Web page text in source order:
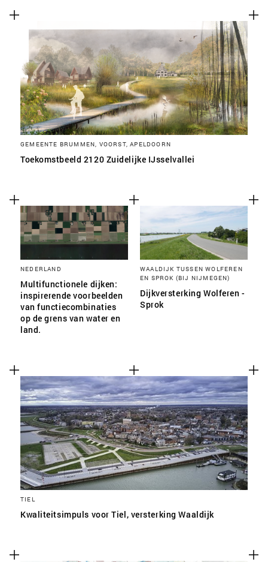
GEMEENTE BRUMMEN, VOORST, APELDOORN
Toekomstbeeld 2120 Zuidelijke IJsselvallei
NEDERLAND
Multifunctionele dijken:
inspirerende voorbeelden
van functiecombinaties
op de grens van water en
land.
WAALDIJK TUSSEN WOLFEREN
EN SPROK (BIJ NIJMEGEN)
Dijkversterking Wolferen -
Sprok
TIEL
Kwaliteitsimpuls voor Tiel, versterking Waaldijk